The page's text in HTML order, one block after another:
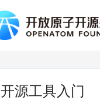
开源工具入门